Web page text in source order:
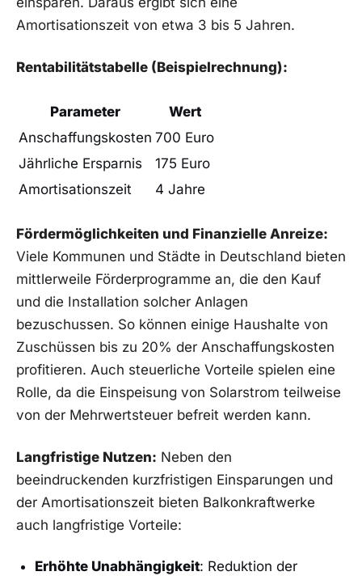
Amortisationszeit von‌ etwa 3 bis 5 Jahren.
Rentabilitätstabelle (Beispielrechnung):
Parameter
Wert
Anschaffungskosten 700​ Euro
Jährliche Ersparnis
175 Euro
Amortisationszeit
4 Jahre
Fördermöglichkeiten und Finanzielle Anreize:
Viele Kommunen und Städte in Deutschland bieten
mittlerweile Förderprogramme an,⁢ die den ‌Kauf​
und die Installation solcher ​Anlagen
bezuschussen.⁢ So können einige Haushalte von
Zuschüssen bis zu 20% der Anschaffungskosten
profitieren. Auch steuerliche Vorteile ⁤spielen eine⁤
Rolle, da die Einspeisung von Solarstrom teilweise
von der⁤ Mehrwertsteuer befreit werden​ kann.
Langfristige Nutzen: Neben den
beeindruckenden kurzfristigen‌ Einsparungen ‍und ​
der Amortisationszeit bieten ​Balkonkraftwerke
auch‌ langfristige Vorteile:
Erhöhte Unabhängigkeit: Reduktion der